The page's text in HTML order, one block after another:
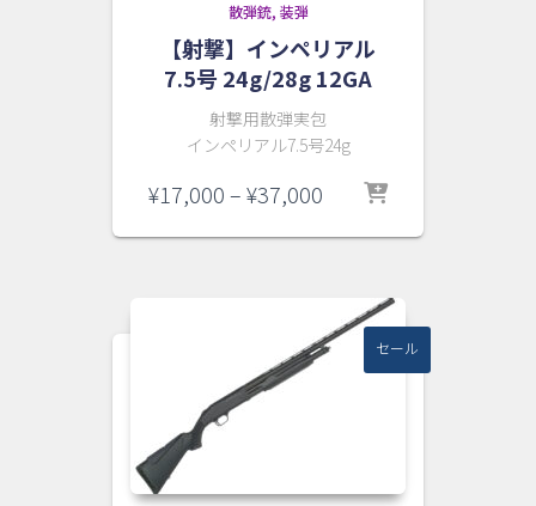
散弾銃 装弾
【射撃】インペリアル
7.5号 24g/28g 12GA
射撃用散弾実包
インペリアル7.5号24g
¥17,000–¥37,000
帯:
¥37,000
セール